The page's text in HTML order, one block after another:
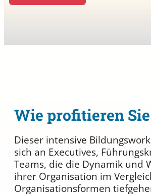
Wie profitieren
Dieser intensive
sich an Executives,
Teams, die die Dynamik und
ihrer Organisation im
Organisationsformen